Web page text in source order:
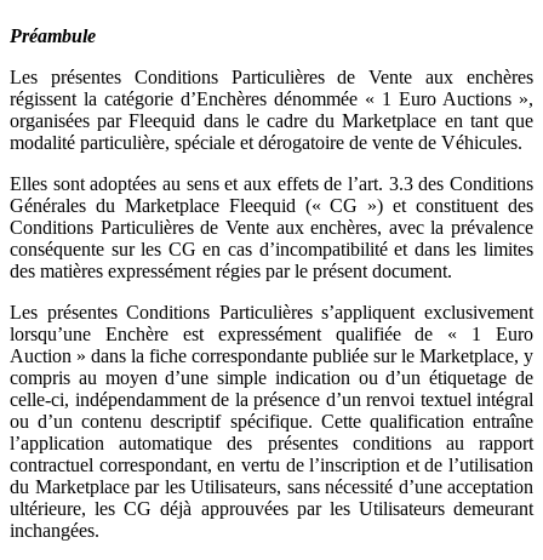
Préambule
Les présentes Conditions Particulières de Vente aux enchères
régissent la catégorie d’Enchères dénommée « 1 Euro Auctions »,
organisées par Fleequid dans le cadre du Marketplace en tant que
modalité particulière, spéciale et dérogatoire de vente de Véhicules.
Elles sont adoptées au sens et aux effets de l’art. 3.3 des Conditions
Générales du Marketplace Fleequid (« CG ») et constituent des
Conditions Particulières de Vente aux enchères, avec la prévalence
conséquente sur les CG en cas d’incompatibilité et dans les limites
des matières expressément régies par le présent document.
Les présentes Conditions Particulières s’appliquent exclusivement
lorsqu’une Enchère est expressément qualifiée de « 1 Euro
Auction » dans la fiche correspondante publiée sur le Marketplace, y
compris au moyen d’une simple indication ou d’un étiquetage de
celle-ci, indépendamment de la présence d’un renvoi textuel intégral
ou d’un contenu descriptif spécifique. Cette qualification entraîne
l’application automatique des présentes conditions au rapport
contractuel correspondant, en vertu de l’inscription et de l’utilisation
du Marketplace par les Utilisateurs, sans nécessité d’une acceptation
ultérieure, les CG déjà approuvées par les Utilisateurs demeurant
inchangées.